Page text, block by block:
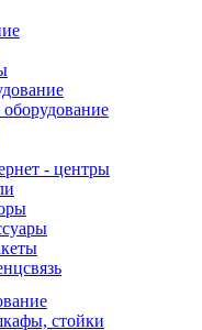
- центры
стойки